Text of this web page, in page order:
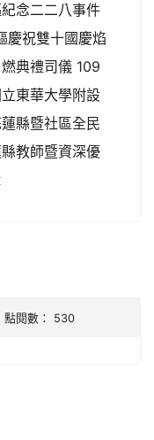
念二二八事件
慶祝雙十國慶焰
典禮司儀 109
東華大學附設
縣暨社區全民
教師暨資深優
閱數： 530